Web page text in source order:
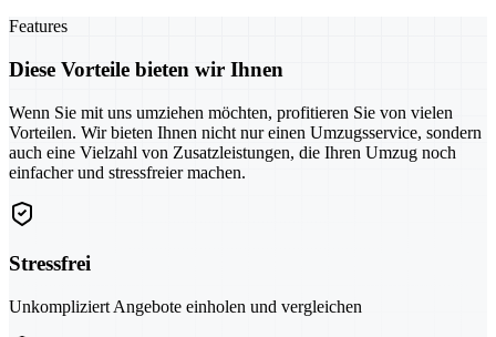
Features
Diese Vorteile bieten wir Ihnen
Wenn Sie mit uns umziehen möchten, profitieren Sie von vielen
Vorteilen. Wir bieten Ihnen nicht nur einen Umzugsservice, sondern
auch eine Vielzahl von Zusatzleistungen, die Ihren Umzug noch
einfacher und stressfreier machen.
Stressfrei
Unkompliziert Angebote einholen und vergleichen